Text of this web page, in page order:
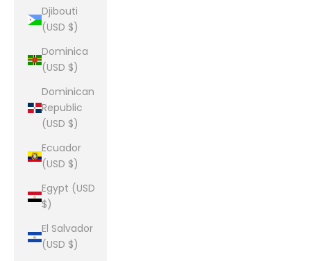
Djibouti
(USD $)
Dominica
(USD $)
Dominican
Republic
(USD $)
Ecuador
(USD $)
Egypt (USD
$)
El Salvador
(USD $)